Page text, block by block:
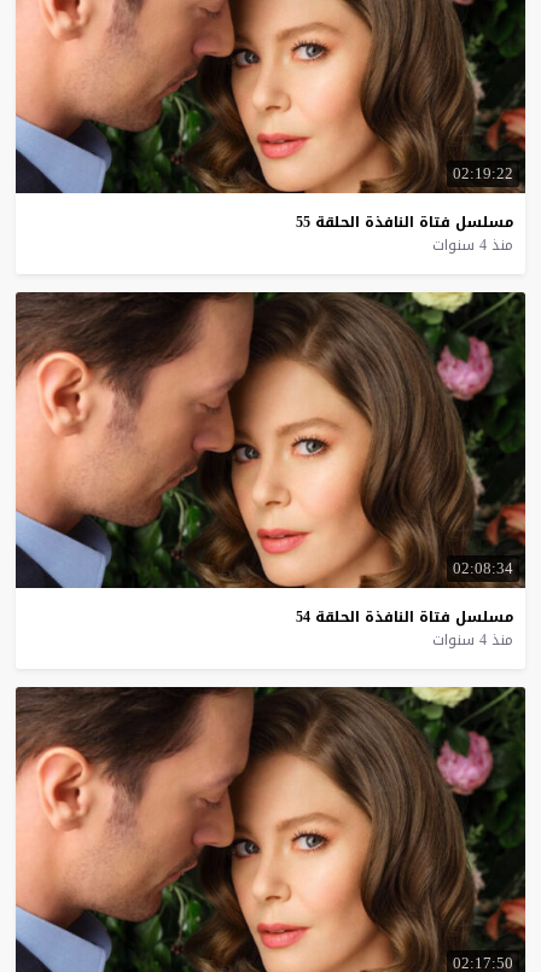
02:19:22
مسلسل فتاة النافذة الحلقة 55
منذ 4 سنوات
02:08:34
مسلسل فتاة النافذة الحلقة 54
منذ 4 سنوات
02:17:50